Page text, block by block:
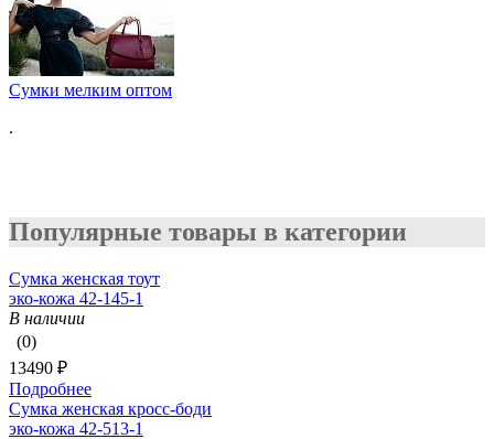
Сумки мелким оптом
.
Популярные товары в категории
Сумка женская тоут
эко-кожа 42-145-1
В наличии
(0)
13490 ₽
Подробнее
Сумка женская кросс-боди
эко-кожа 42-513-1